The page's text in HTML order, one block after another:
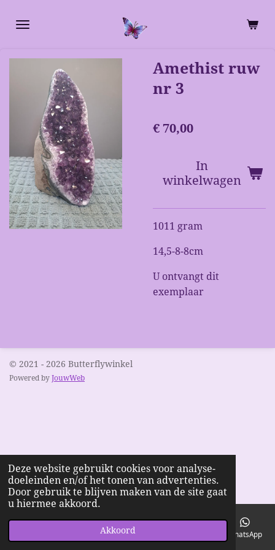
Deze website gebruikt cookies voor analyse-
doeleinden en/of het tonen van advertenties.
Door gebruik te blijven maken van de site gaat
u hiermee akkoord.
Akkoord
direct
de
hoofdinhoud
Amethist ruw
nr 3
€ 70,00
In
winkelwagen
1011 gram
14,5-8-8cm
U ontvangt dit
exemplaar
© 2021 - 2026 Butterflywinkel
Powered by JouwWeb
Telefoonnummer WhatsApp